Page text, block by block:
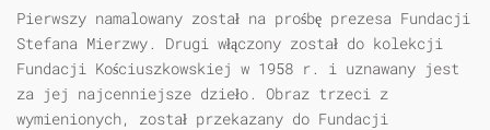
Pierwszy namalowany został na prośbę prezesa Fundacji
Stefana Mierzwy. Drugi włączony został do kolekcji
Fundacji Kościuszkowskiej w 1958 r. i uznawany jest
za jej najcenniejsze dzieło. Obraz trzeci z
wymienionych, został przekazany do Fundacji